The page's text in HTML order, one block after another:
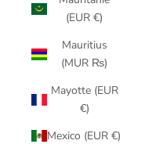
(EUR €)
Mauritius
(MUR ₨)
Mayotte (EUR
€)
Mexico (EUR €)